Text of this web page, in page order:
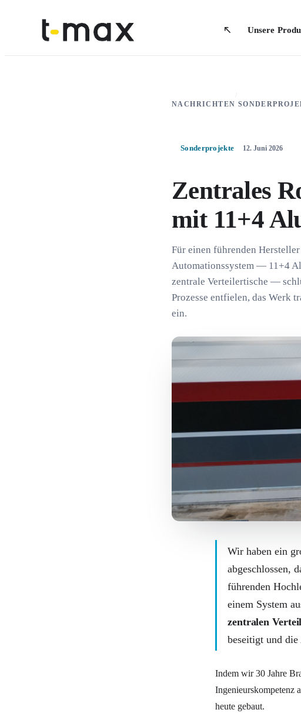
Unsere
NACHRICHTEN
Sonderprojekte 12. Juni 2026
Zentrales
mit 11+4
Für einen führenden
Automationssystem — 11+4
zentrale Verteilertische —
Prozesse entfielen, das Werk
ein.
Wir haben ein
abgeschlossen,
führenden
einem System
zentralen
beseitigt und
Indem wir 30 Jahre
Ingenieurskompetenz
heute gebaut.